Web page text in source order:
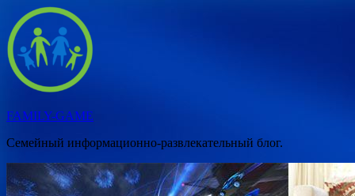
Перейти
содержимому
FAMILY-GAME
Семейный информационно-развлекательный блог.